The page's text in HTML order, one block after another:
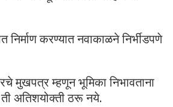
करण्यात नवाकाळने निर्भीडपणे
मुखपत्र म्हणून भूमिका निभावताना
अतिशयोक्ती ठरू नये.